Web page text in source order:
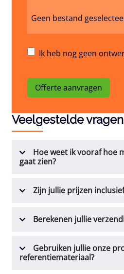
Geen bestand
Ik heb nog geen
Offerte aanvragen
Veelgestelde vragen
Hoe weet ik vooraf hoe
gaat zien?
Zijn jullie prijzen
Berekenen jullie
Gebruiken jullie onze
referentiemateriaal?